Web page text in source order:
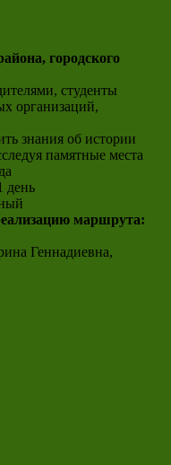
городского
студенты
организаций,
знания об истории
памятные места
день
маршрута:
Геннадиевна,